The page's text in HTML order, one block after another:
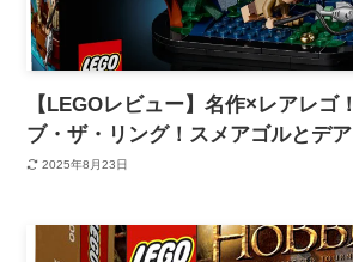
【LEGOレビュー】名作×レアレゴ
ブ・ザ・リング！スメアゴルとデア
2025年8月23日